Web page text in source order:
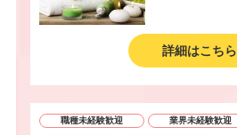
詳細はこちら
職種未経験歓迎 業界未経験歓迎